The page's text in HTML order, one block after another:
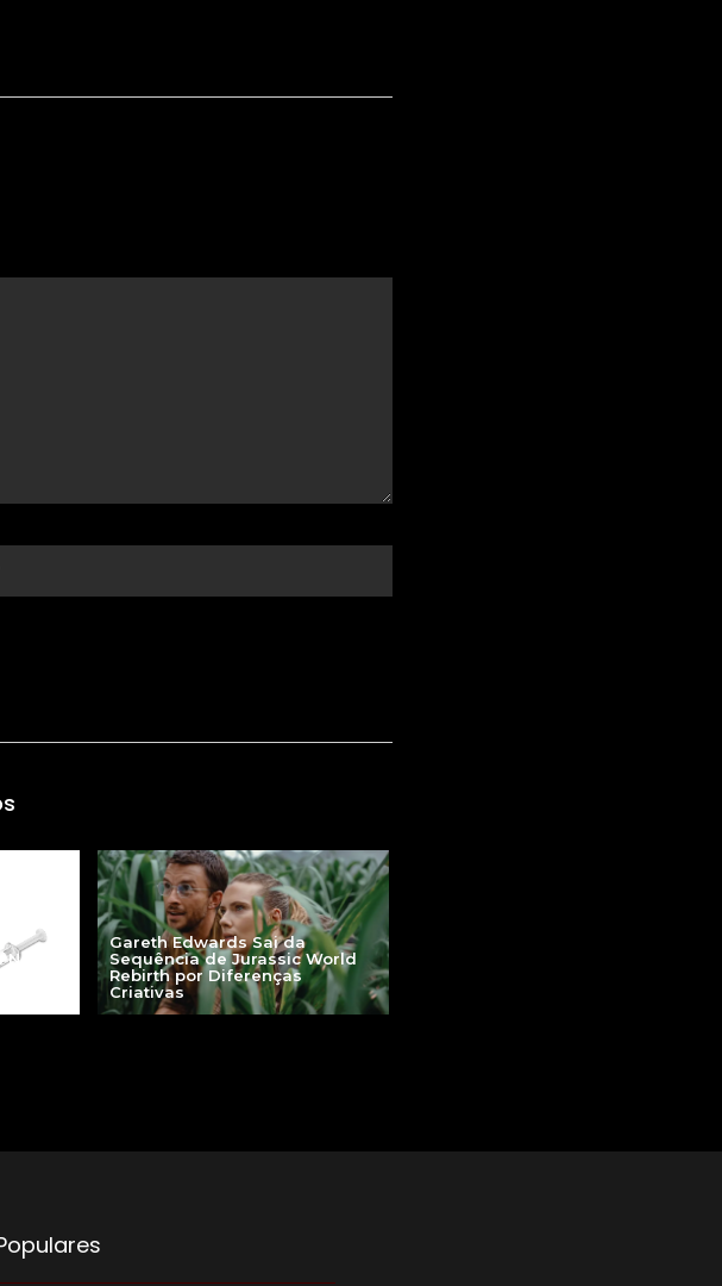
a
Gareth Edwards Sai da
Sequência de Jurassic World
Rebirth por Diferenças
Criativas